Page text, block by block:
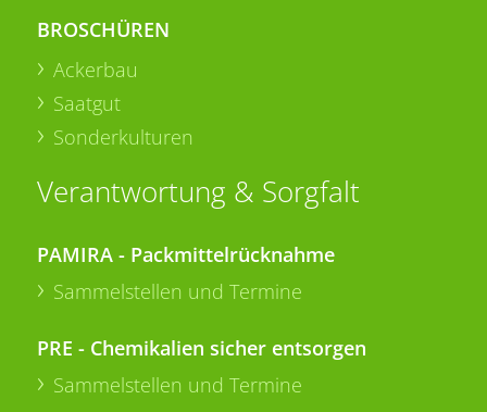
BROSCHÜREN
Ackerbau
Saatgut
Sonderkulturen
Verantwortung & Sorgfalt
PAMIRA - Packmittelrücknahme
Sammelstellen und Termine
PRE - Chemikalien sicher entsorgen
Sammelstellen und Termine